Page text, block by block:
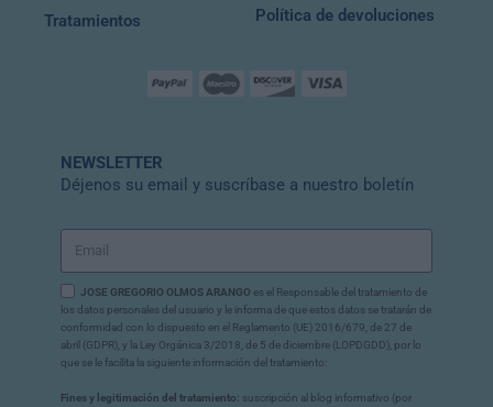
Tratamientos
Política de devoluciones
NEWSLETTER
Déjenos su email y suscríbase a nuestro boletín
JOSE GREGORIO OLMOS ARANGO es el Responsable del tratamiento de
los datos personales del usuario y le informa de que estos datos se tratarán de
conformidad con lo dispuesto en el Reglamento (UE) 2016/679, de 27 de
abril (GDPR), y la Ley Orgánica 3/2018, de 5 de diciembre (LOPDGDD), por lo
que se le facilita la siguiente información del tratamiento:
Fines y legitimación del tratamiento: suscripción al blog informativo (por